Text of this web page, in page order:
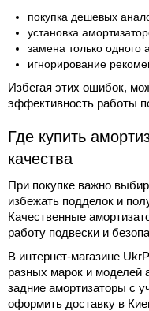
покупка дешевых
установка
замена только одного
игнорирование
Избегая этих ошибок,
эффективность работы
Где купить
качества
При покупке важно
избежать подделок и
Качественные
работу подвески и
В интернет-магазине
разных марок и моделей
задние амортизаторы с
оформить доставку в